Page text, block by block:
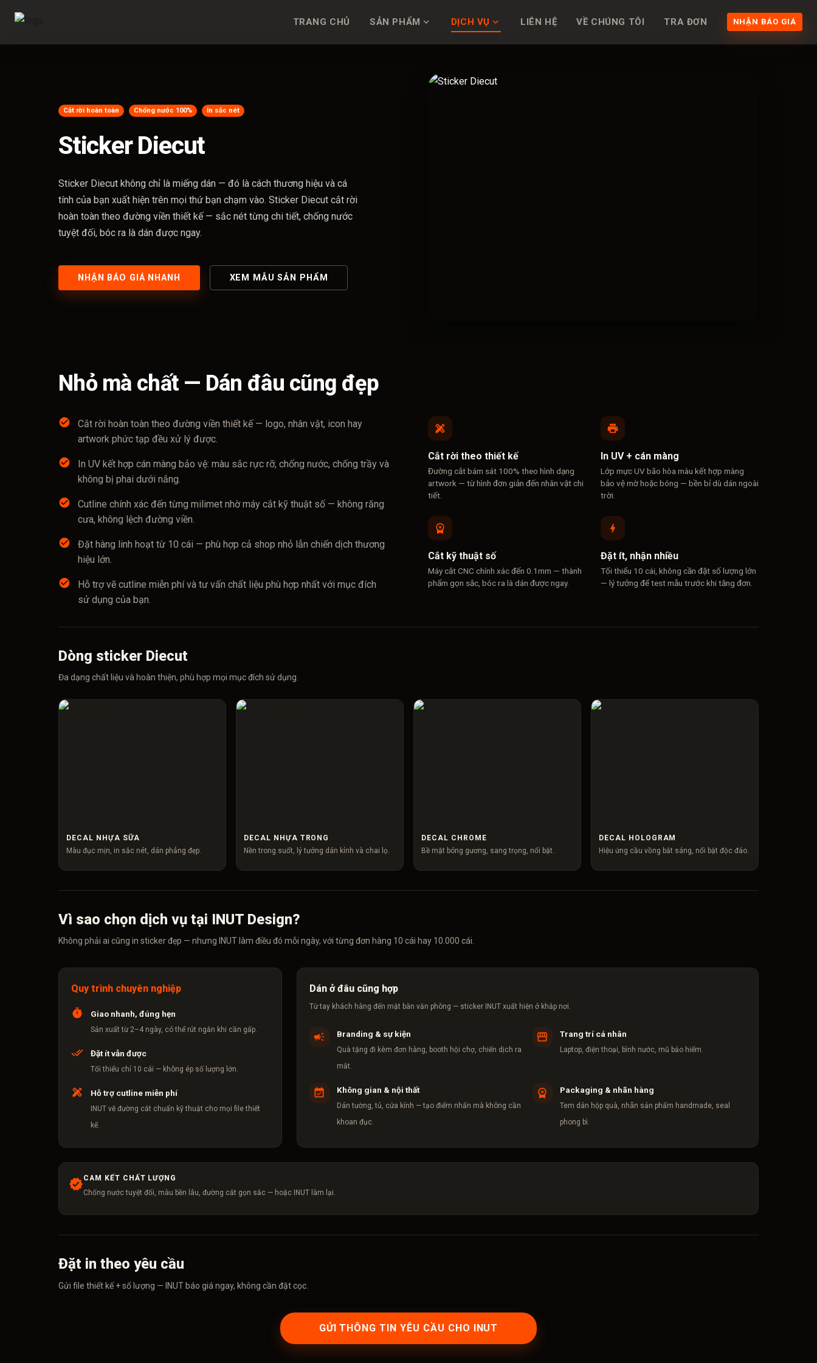
TRANG CHỦ SẢN PHẨM DỊCH VỤ LIÊN HỆ VỀ CHÚNG TÔI TRA ĐƠN NHẬN BÁO GIÁ
Cắt rời hoàn toàn Chống nước 100% In sắc nét
Sticker Diecut
Sticker Diecut không chỉ là miếng dán — đó là cách thương hiệu và cá
tính của bạn xuất hiện trên mọi thứ bạn chạm vào. Sticker Diecut cắt rời
hoàn toàn theo đường viền thiết kế — sắc nét từng chi tiết, chống nước
tuyệt đối, bóc ra là dán được ngay.
NHẬN BÁO GIÁ NHANH XEM MẪU SẢN PHẨM
Nhỏ mà chất — Dán đâu cũng đẹp
Cắt rời hoàn toàn theo đường viền thiết kế — logo, nhân vật, icon hay
artwork phức tạp đều xử lý được.
In UV kết hợp cán màng bảo vệ: màu sắc rực rỡ, chống nước, chống trầy và
không bị phai dưới nắng.
Cutline chính xác đến từng milimet nhờ máy cắt kỹ thuật số — không răng
cưa, không lệch đường viền.
Đặt hàng linh hoạt từ 10 cái — phù hợp cả shop nhỏ lẫn chiến dịch thương
hiệu lớn.
Hỗ trợ vẽ cutline miễn phí và tư vấn chất liệu phù hợp nhất với mục đích
sử dụng của bạn.
Cắt rời theo thiết kế
Đường cắt bám sát 100% theo hình dạng
artwork — từ hình đơn giản đến nhân vật chi
tiết.
In UV + cán màng
Lớp mực UV bão hòa màu kết hợp màng
bảo vệ mờ hoặc bóng — bền bỉ dù dán ngoài
trời.
Cắt kỹ thuật số
Máy cắt CNC chính xác đến 0.1mm — thành
phẩm gọn sắc, bóc ra là dán được ngay.
Đặt ít, nhận nhiều
Tối thiểu 10 cái, không cần đặt số lượng lớn
— lý tưởng để test mẫu trước khi tăng đơn.
Dòng sticker Diecut
Đa dạng chất liệu và hoàn thiện, phù hợp mọi mục đích sử dụng.
DECAL NHỰA SỮA
Màu đục mịn, in sắc nét, dán phẳng đẹp.
DECAL NHỰA TRONG
Nền trong suốt, lý tưởng dán kính và chai lọ.
DECAL CHROME
Bề mặt bóng gương, sang trọng, nổi bật.
DECAL HOLOGRAM
Hiệu ứng cầu vồng bắt sáng, nổi bật độc đáo.
Vì sao chọn dịch vụ tại INUT Design?
Không phải ai cũng in sticker đẹp — nhưng INUT làm điều đó mỗi ngày, với từng đơn hàng 10 cái hay 10.000 cái.
Quy trình chuyên nghiệp
Giao nhanh, đúng hẹn
Sản xuất từ 2–4 ngày, có thể rút ngắn khi cần gấp.
Đặt ít vẫn được
Tối thiểu chỉ 10 cái — không ép số lượng lớn.
Hỗ trợ cutline miễn phí
INUT vẽ đường cắt chuẩn kỹ thuật cho mọi file thiết
kế.
Dán ở đâu cũng hợp
Từ tay khách hàng đến mặt bàn văn phòng — sticker INUT xuất hiện ở khắp nơi.
Branding & sự kiện
Quà tặng đi kèm đơn hàng, booth hội chợ, chiến dịch ra
mắt.
Trang trí cá nhân
Laptop, điện thoại, bình nước, mũ bảo hiểm.
Không gian & nội thất
Dán tường, tủ, cửa kính — tạo điểm nhấn mà không cần
khoan đục.
Packaging & nhãn hàng
Tem dán hộp quà, nhãn sản phẩm handmade, seal
phong bì.
CAM KẾT CHẤT LƯỢNG
Chống nước tuyệt đối, màu bền lâu, đường cắt gọn sắc — hoặc INUT làm lại.
Đặt in theo yêu cầu
Gửi file thiết kế + số lượng — INUT báo giá ngay, không cần đặt cọc.
GỬI THÔNG TIN YÊU CẦU CHO INUT